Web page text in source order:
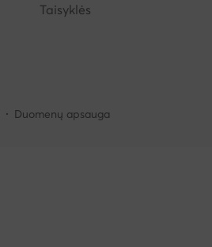
Taisyklės
Duomenų apsauga